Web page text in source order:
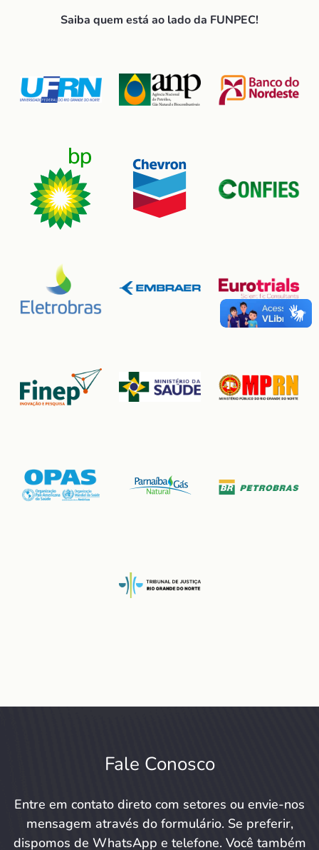
Saiba quem está ao lado da FUNPEC!
Fale Conosco
Entre em contato direto com setores ou envie-nos
mensagem através do formulário. Se preferir,
dispomos de WhatsApp e telefone. Você também